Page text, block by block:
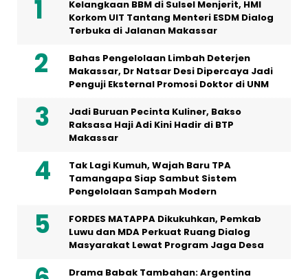
Kelangkaan BBM di Sulsel Menjerit, HMI
Korkom UIT Tantang Menteri ESDM Dialog
Terbuka di Jalanan Makassar
Bahas Pengelolaan Limbah Deterjen
Makassar, Dr Natsar Desi Dipercaya Jadi
Penguji Eksternal Promosi Doktor di UNM
Jadi Buruan Pecinta Kuliner, Bakso
Raksasa Haji Adi Kini Hadir di BTP
Makassar
Tak Lagi Kumuh, Wajah Baru TPA
Tamangapa Siap Sambut Sistem
Pengelolaan Sampah Modern
FORDES MATAPPA Dikukuhkan, Pemkab
Luwu dan MDA Perkuat Ruang Dialog
Masyarakat Lewat Program Jaga Desa
Drama Babak Tambahan: Argentina